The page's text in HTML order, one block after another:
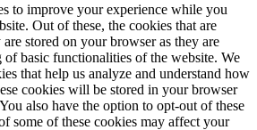
to improve your experience while you
Out of these, the cookies that are
are stored on your browser as they are
basic functionalities of the website. We
that help us analyze and understand how
cookies will be stored in your browser
also have the option to opt-out of these
some of these cookies may affect your